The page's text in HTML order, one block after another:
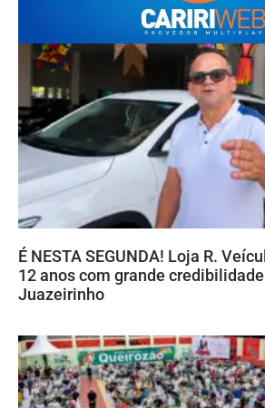
É NESTA SEGUNDA! Loja R.
12 anos com grande
Juazeirinho